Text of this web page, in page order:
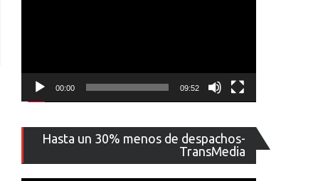
00:00 09:52
Hasta un 30% menos de despachos-
TransMedia
de
vídeo